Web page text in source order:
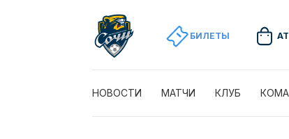
БИЛЕТЫ
НОВОСТИ МАТЧИ КЛУБ